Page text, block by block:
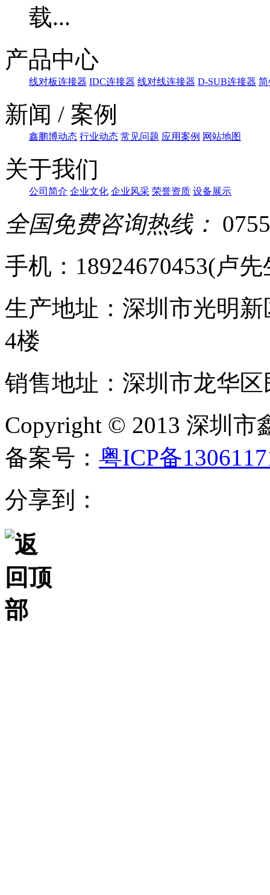
产品中心
线对板连接器 IDC连接器 线对线连接器 D-SUB连接器 简
新闻 / 案例
鑫鹏博动态 行业动态 常见问题 应用案例 网站地图
关于我们
公司简介 企业文化 企业风采 荣誉资质 设备展示
全国免费咨询热线：
手机：18924670453(卢
生产地址：深圳市光明
4楼
销售地址：深圳市龙华
Copyright © 2013 深
备案号： 粤ICP备
分享到：